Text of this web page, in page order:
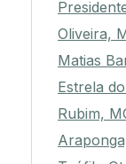
Oliveira,
Matias
Estrela
Rubim,